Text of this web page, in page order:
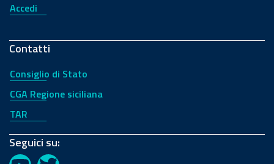
Accedi
Contatti
Consiglio di Stato
CGA Regione siciliana
TAR
Seguici su: